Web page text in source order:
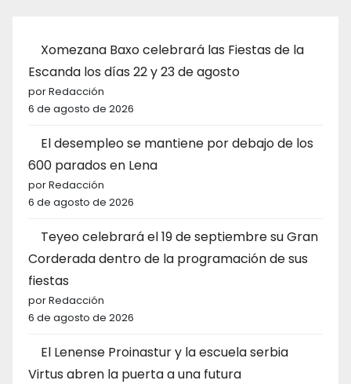
Xomezana Baxo celebrará las Fiestas de la
Escanda los días 22 y 23 de agosto
por Redacción
6 de agosto de 2026
El desempleo se mantiene por debajo de los
600 parados en Lena
por Redacción
6 de agosto de 2026
Teyeo celebrará el 19 de septiembre su Gran
Corderada dentro de la programación de sus
fiestas
por Redacción
6 de agosto de 2026
El Lenense Proinastur y la escuela serbia
Virtus abren la puerta a una futura